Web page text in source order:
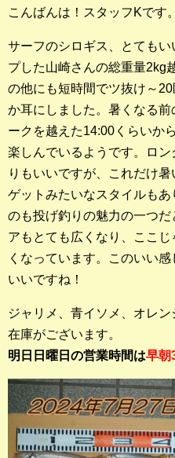
こんばんは！スタッフKです。
サーフのシロギス、とても
プした山崎さんの総重量2kg
の他にも短時間でツ抜け～
か耳にしました。暑くなる
ークを越えた14:00くらいか
楽しんでいるようです。ロ
りもいいですが、これだけ
ゲットみたいなスタイルも
のも投げ釣りの魅力の一つ
アもとても広くなり、ここ
くなっています。このいい
いいですね！
ジャリメ、青イソメ、オレ
在庫がございます。
明日日曜日の営業時間は早朝
その他の釣り
釣果ランキング
2023年 クロダイ部門
2023年 メジナ部門
歴代釣果ランキング
クロダイ部門
メジナ部門
シロギス部門
過去の釣果ランキング
スタッフブログ
店長釣行記